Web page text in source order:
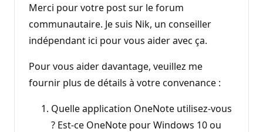
Merci pour votre post sur le forum
communautaire. Je suis Nik, un conseiller
indépendant ici pour vous aider avec ça.
Pour vous aider davantage, veuillez me
fournir plus de détails à votre convenance :
Quelle application OneNote utilisez-vous
? Est-ce OneNote pour Windows 10 ou